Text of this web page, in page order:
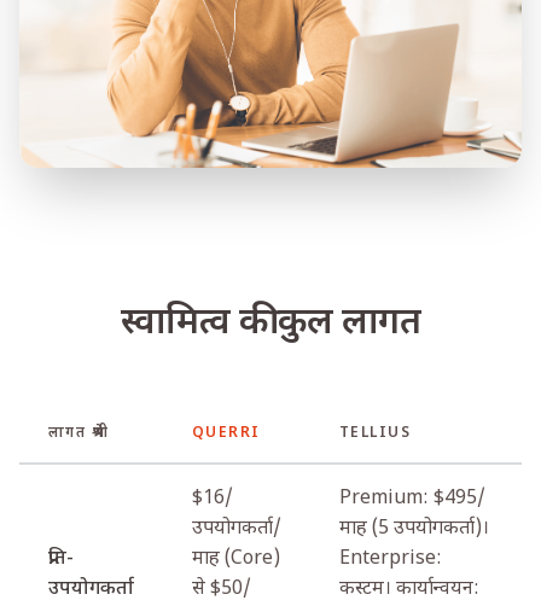
स्वामित्व की कुल लागत
लागत श्रेणी QUERRI TELLIUS
प्रति-
उपयोगकर्ता
$16/
उपयोगकर्ता/
माह (Core)
से $50/
Premium: $495/
माह (5 उपयोगकर्ता)।
Enterprise:
कस्टम। कार्यान्वयन: